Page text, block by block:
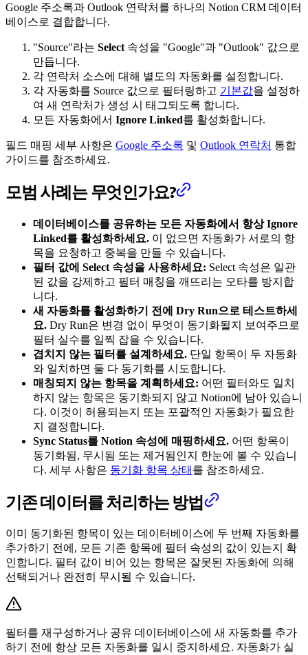
Google 주소록과 Outlook 연락처를 하나의 Notion CRM 데이터
베이스로 결합합니다.
"Source"라는 Select 속성을 "Google"과 "Outlook" 값으로
만듭니다.
각 연락처 소스에 대해 별도의 자동화를 설정합니다.
각 자동화를 Source 값으로 필터링하고 기본값을 설정하
여 새 연락처가 생성 시 태그되도록 합니다.
모든 자동화에서 Ignore Linked를 활성화합니다.
필드 매핑 세부 사항은 Google 주소록 및 Outlook 연락처 통합
가이드를 참조하세요.
모범 사례는 무엇인가요?
데이터베이스를 공유하는 모든 자동화에서 항상 Ignore
Linked를 활성화하세요. 이 없으면 자동화가 서로의 항
목을 요청하고 중복을 만들 수 있습니다.
필터 값에 Select 속성을 사용하세요: Select 속성은 일관
된 값을 강제하고 필터 매칭을 깨뜨리는 오타를 방지합
니다.
새 자동화를 활성화하기 전에 Dry Run으로 테스트하세
요. Dry Run은 변경 없이 무엇이 동기화될지 보여주므로
필터 실수를 일찍 잡을 수 있습니다.
겹치지 않는 필터를 설계하세요. 단일 항목이 두 자동화
와 일치하면 둘 다 동기화를 시도합니다.
매칭되지 않는 항목을 계획하세요: 어떤 필터와도 일치
하지 않는 항목은 동기화되지 않고 Notion에 남아 있습니
다. 이것이 허용되는지 또는 포괄적인 자동화가 필요한
지 결정합니다.
Sync Status를 Notion 속성에 매핑하세요. 어떤 항목이
동기화됨, 무시됨 또는 제거됨인지 한눈에 볼 수 있습니
다. 세부 사항은 동기화 항목 상태 를 참조하세요.
기존 데이터를 처리하는 방법
이미 동기화된 항목이 있는 데이터베이스에 두 번째 자동화를
추가하기 전에, 모든 기존 항목에 필터 속성의 값이 있는지 확
인합니다. 필터 값이 비어 있는 항목은 잘못된 자동화에 의해
선택되거나 완전히 무시될 수 있습니다.
필터를 재구성하거나 공유 데이터베이스에 새 자동화를 추가
하기 전에 항상 모든 자동화를 일시 중지하세요. 자동화가 실